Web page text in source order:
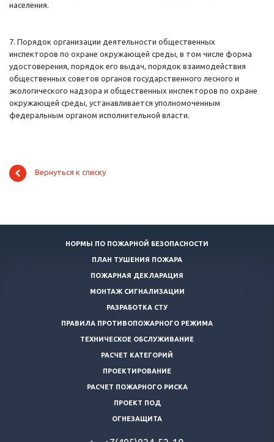
населения.
7. Порядок организации деятельности общественных
инспекторов по охране окружающей среды, в том числе форма
удостоверения, порядок его выдач, порядок взаимодействия
общественных советов органов государственного лесного и
экологического надзора и общественных инспекторов по охране
окружающей среды, устанавливается уполномоченным
федеральным органом исполнительной власти.
Вернуться к списку
НОРМЫ ПО ПОЖАРНОЙ БЕЗОПАСНОСТИ
ПЛАН ТУШЕНИЯ ПОЖАРА
ПОЖАРНАЯ ДЕКЛАРАЦИЯ
МОНТАЖ СИГНАЛИЗАЦИИ
РАЗРАБОТКА СТУ
ПРАВИЛА ПРОТИВОПОЖАРНОГО РЕЖИМА
ТЕХНИЧЕСКОЕ ОБСЛУЖИВАНИЕ
РАСЧЕТ КАТЕГОРИЙ
ПРОЕКТИРОВАНИЕ
РАСЧЕТ ПОЖАРНОГО РИСКА
ПРОЕКТ ПОД
ОГНЕЗАЩИТА